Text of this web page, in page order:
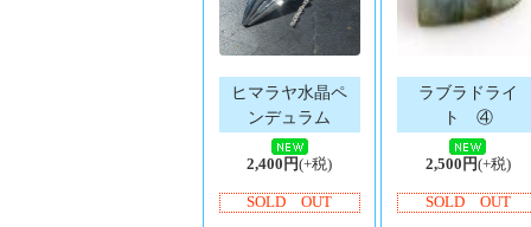
ヒマラヤ水晶ペ
ンデュラム
2,400円(+税)
SOLD OUT
ラブラドライ
ト ④
2,500円(+税)
SOLD OUT